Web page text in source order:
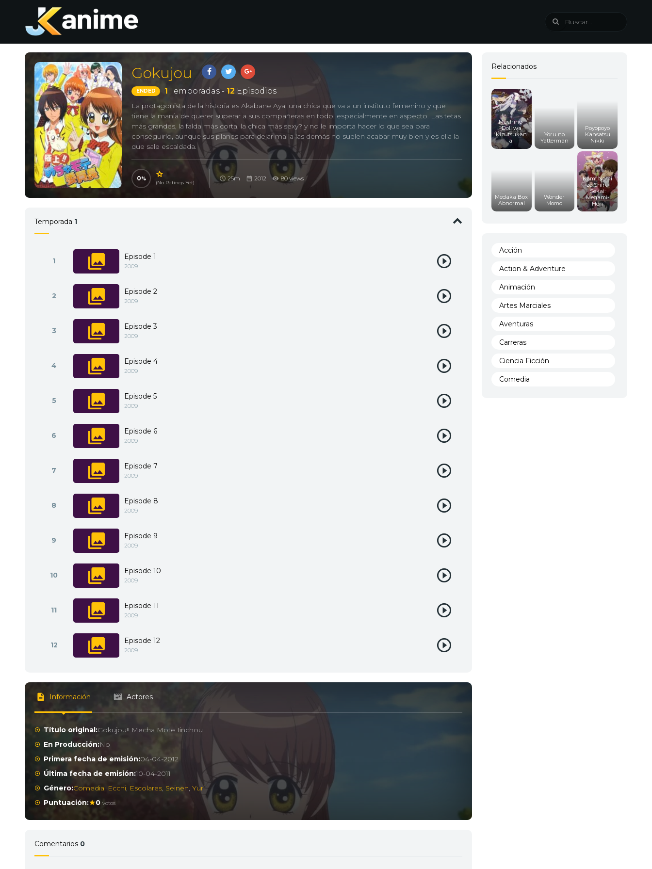
Gokujou
ENDED 1 Temporadas - 12 Episodios
La protagonista de la historia es Akabane Aya, una chica que va a un instituto femenino y que
tiene la manía de querer superar a sus compañeras en todo, especialmente en aspecto. Las tetas
más grandes, la falda más corta, la chica más sexy? y no le importa hacer lo que sea para
conseguirlo, aunque sus planes para dejar mal a las demás no suelen acabar muy bien y es ella la
que sale escaldada.
極上生徒会, Best Student Council
0
(No Ratings Yet)
25m 2012 80 views
Temporada 1
1 Episode 1
2009
2 Episode 2
2009
3 Episode 3
2009
4 Episode 4
2009
5 Episode 5
2009
6 Episode 6
2009
7 Episode 7
2009
8 Episode 8
2009
9 Episode 9
2009
10 Episode 10
2009
11 Episode 11
2009
12 Episode 12
2009
Información Actores
Título original:Gokujou!! Mecha Mote Iinchou
En Producción:No
Primera fecha de emisión:04-04-2012
Última fecha de emisión:10-04-2011
Género:Comedia, Ecchi, Escolares, Seinen,Yuri
Puntuación:
0 votos
Comentarios 0
Relacionados
Machine-
Doll wa
Kizutsukan
ai
Yoru no
Yatterman
Poyopoyo
Kansatsu
Nikki
Medaka Box
Abnormal
Wonder
Momo
Kami Nomi
zo Shiru
Sekai:
Megami-
Hen
Acción
Action & Adventure
Animación
Artes Marciales
Aventuras
Carreras
Ciencia Ficción
Comedia